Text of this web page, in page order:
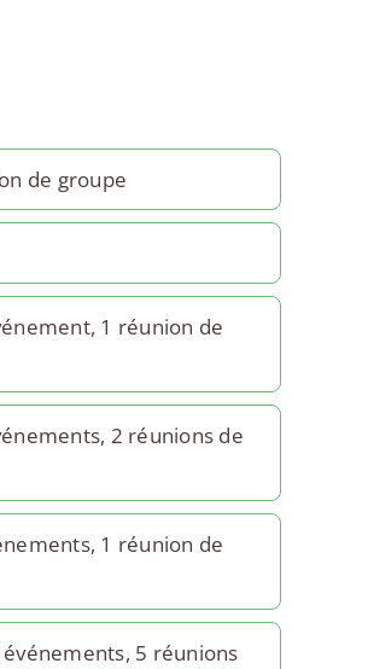
de groupe
1 réunion de
2 réunions de
1 réunion de
5 réunions